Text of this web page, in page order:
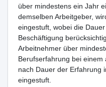
über mindestens ein Jahr
demselben Arbeitgeber,
eingestuft, wobei die
Beschäftigung
Arbeitnehmer über
Berufserfahrung bei einem
nach Dauer der Erfahrung
eingestuft.